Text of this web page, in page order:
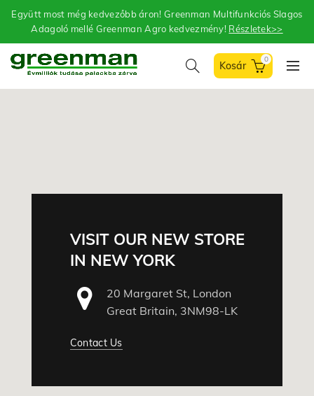
Együtt most még kedvezőbb áron! Greenman Multifunkciós Slagos
Adagoló mellé Greenman Agro kedvezmény! Részletek>>
0
VISIT OUR NEW STORE
IN NEW YORK
20 Margaret St, London
Great Britain, 3NM98-LK
Contact Us